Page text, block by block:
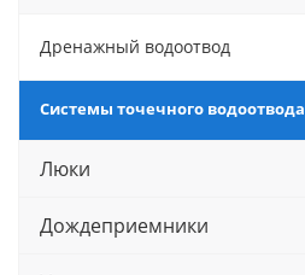
Дренажный водоотвод
Системы точечного водоотвода
Люки
Дождеприемники